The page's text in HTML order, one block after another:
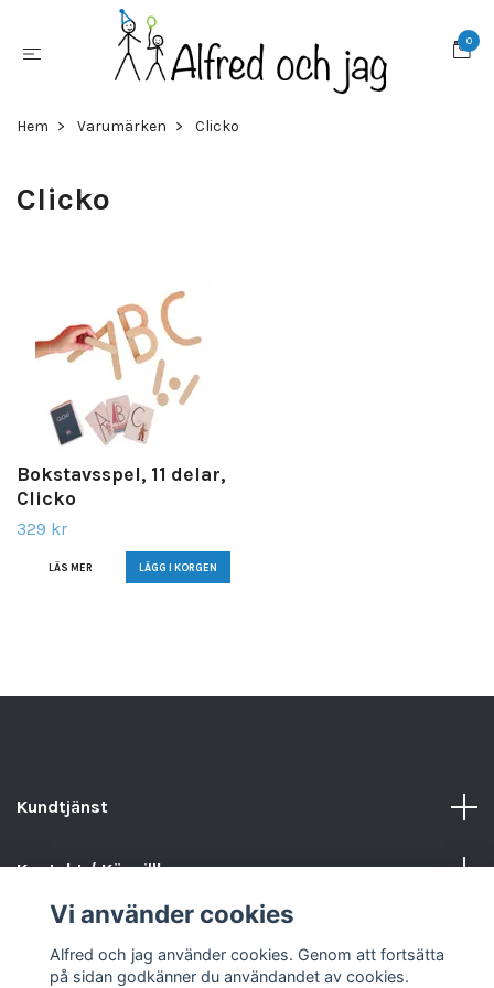
0
Hem Varumärken Clicko
Clicko
Bokstavsspel, 11 delar,
Clicko
329 kr
LÄS MER
Kundtjänst
Kontakt / Köpvillkor
Vi använder cookies
Alfred och jag använder cookies. Genom att fortsätta
på sidan godkänner du användandet av cookies.